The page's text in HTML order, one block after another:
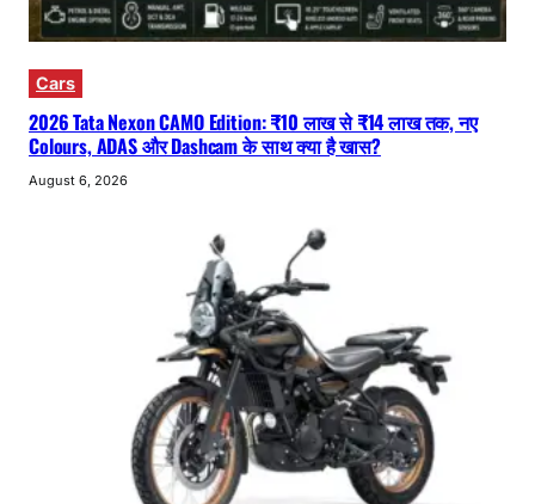
Cars
2026 Tata Nexon CAMO Edition: ₹10 लाख से ₹14 लाख तक, नए
Colours, ADAS और Dashcam के साथ क्या है खास?
August 6, 2026